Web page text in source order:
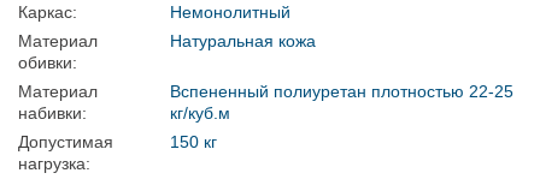
Каркас:
Немонолитный
Материал
обивки:
Натуральная кожа
Материал
набивки:
Вспененный полиуретан плотностью 22-25
кг/куб.м
Допустимая
нагрузка:
150 кг